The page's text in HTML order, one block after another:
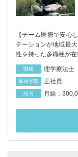
【チーム医療で安心
テーションが地域最
性を持った多職種が
職種 理学療法士
雇用形態 正社員
給与 月給：